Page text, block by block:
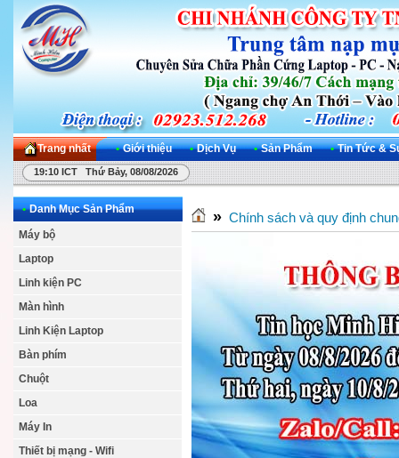
Trang nhất • Giới thiệu • Dịch Vụ • Sản Phẩm • Tin Tức &
19:10 ICT Thứ Bảy, 08/08/2026
• Danh Mục Sản Phẩm
Máy bộ
Laptop
Linh kiện PC
Màn hình
Linh Kiện Laptop
Bàn phím
Chuột
Loa
Máy In
Thiết bị mạng - Wifi
» Chính sách và quy định